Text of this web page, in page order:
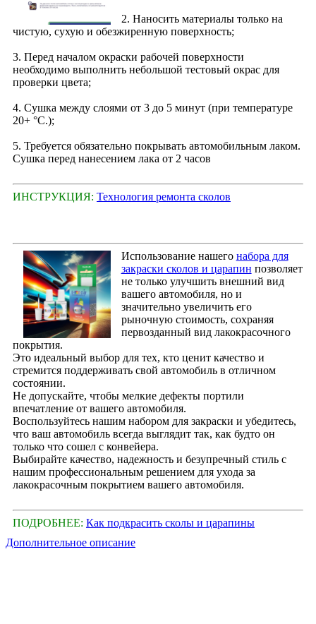
2. Наносить материалы только на
чистую, сухую и обезжиренную поверхность;
3. Перед началом окраски рабочей поверхности
необходимо выполнить небольшой тестовый окрас для
проверки цвета;
4. Сушка между слоями от 3 до 5 минут (при температуре
20+ °С.);
5. Требуется обязательно покрывать автомобильным лаком.
Сушка перед нанесением лака от 2 часов
ИНСТРУКЦИЯ: Технология ремонта сколов
Использование нашего набора для
закраски сколов и царапин позволяет
не только улучшить внешний вид
вашего автомобиля, но и
значительно увеличить его
рыночную стоимость, сохраняя
первозданный вид лакокрасочного
покрытия.
Это идеальный выбор для тех, кто ценит качество и
стремится поддерживать свой автомобиль в отличном
состоянии.
Не допускайте, чтобы мелкие дефекты портили
впечатление от вашего автомобиля.
Воспользуйтесь нашим набором для закраски и убедитесь,
что ваш автомобиль всегда выглядит так, как будто он
только что сошел с конвейера.
Выбирайте качество, надежность и безупречный стиль с
нашим профессиональным решением для ухода за
лакокрасочным покрытием вашего автомобиля.
ПОДРОБНЕЕ: Как подкрасить сколы и царапины
Дополнительное описание